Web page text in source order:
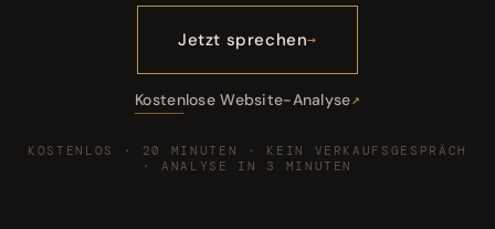
Jetzt sprechen
Kostenlose Website-Analyse
KOSTENLOS · 20 MINUTEN · KEIN VERKAUFSGESPRÄCH
· ANALYSE IN 3 MINUTEN